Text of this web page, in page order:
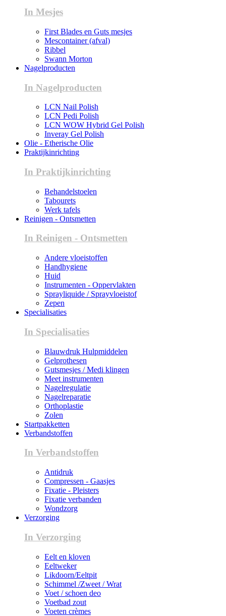
In Mesjes
First Blades en Guts mesjes
Mescontainer (afval)
Ribbel
Swann Morton
Nagelproducten
In Nagelproducten
LCN Nail Polish
LCN Pedi Polish
LCN WOW Hybrid Gel Polish
Inveray Gel Polish
Olie - Etherische Olie
Praktijkinrichting
In Praktijkinrichting
Behandelstoelen
Tabourets
Werk tafels
Reinigen - Ontsmetten
In Reinigen - Ontsmetten
Andere vloeistoffen
Handhygiene
Huid
Instrumenten - Oppervlakten
Sprayliquide / Sprayvloeistof
Zepen
Specialisaties
In Specialisaties
Blauwdruk Hulpmiddelen
Gelprothesen
Gutsmesjes / Medi klingen
Meet instrumenten
Nagelregulatie
Nagelreparatie
Orthoplastie
Zolen
Startpakketten
Verbandstoffen
In Verbandstoffen
Antidruk
Compressen - Gaasjes
Fixatie - Pleisters
Fixatie verbanden
Wondzorg
Verzorging
In Verzorging
Eelt en kloven
Eeltweker
Likdoorn/Eeltpit
Schimmel /Zweet / Wrat
Voet / schoen deo
Voetbad zout
Voeten crèmes